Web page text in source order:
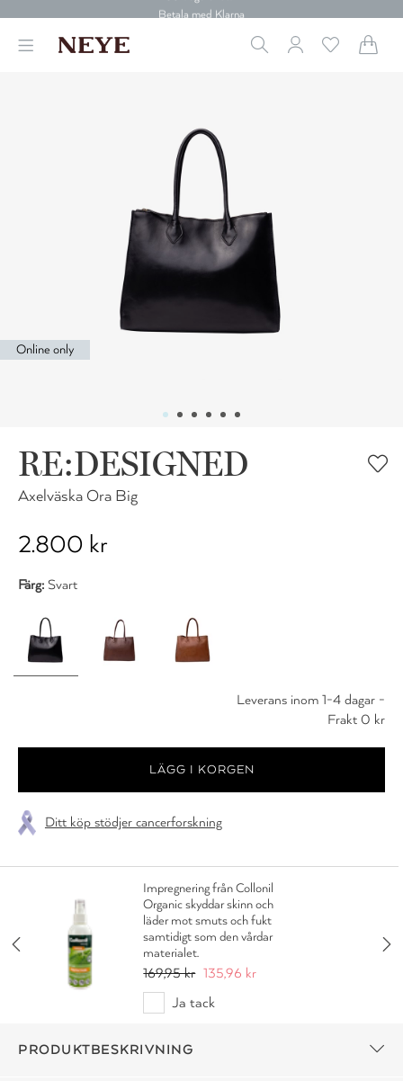
30 dagars retur
Leverans 1-4 arbetsdagar
Online only
RE:DESIGNED
Axelväska Ora Big
2.800 kr
Färg: Svart
Leverans inom 1-4 dagar -
Frakt 0 kr
Ditt köp stödjer cancerforskning
Impregnering från Collonil
Organic skyddar skinn och
läder mot smuts och fukt
samtidigt som den vårdar
materialet.
169,95 kr 135,96 kr
Ja tack
PRODUKTBESKRIVNING